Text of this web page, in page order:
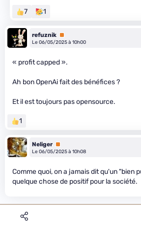
7 1
refuznik Premium
Le 06/05/2025 à 10h00
« profit capped ».
Ah bon OpenAi fait des bénéfices ?
Et il est toujours pas opensource.
1
Neliger Premium
Le 06/05/2025 à 10h08
Comme quoi, on a jamais dit qu'un "bien
quelque chose de positif pour la société.